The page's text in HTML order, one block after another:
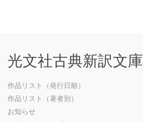
光文社古典新訳文庫
作品リスト（発行日順）
作品リスト（著者別）
お知らせ